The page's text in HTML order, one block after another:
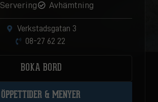
Servering Avhämtning
Verkstadsgatan 3
08-27 62 22
BOKA BORD
ÖPPETTIDER & MENYER